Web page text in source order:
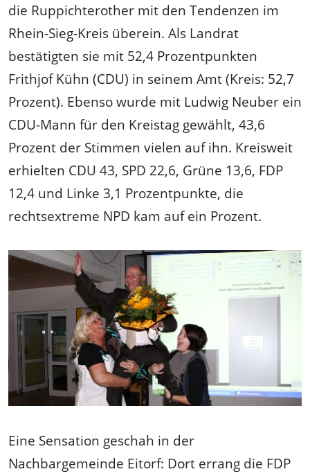
die Ruppichterother mit den Tendenzen im
Rhein-Sieg-Kreis überein. Als Landrat
bestätigten sie mit 52,4 Prozentpunkten
Frithjof Kühn (CDU) in seinem Amt (Kreis: 52,7
Prozent). Ebenso wurde mit Ludwig Neuber ein
CDU-Mann für den Kreistag gewählt, 43,6
Prozent der Stimmen vielen auf ihn. Kreisweit
erhielten CDU 43, SPD 22,6, Grüne 13,6, FDP
12,4 und Linke 3,1 Prozentpunkte, die
rechtsextreme NPD kam auf ein Prozent.
Eine Sensation geschah in der
Nachbargemeinde Eitorf: Dort errang die FDP